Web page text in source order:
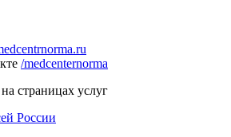
/medcenternorma
страницах услуг
России